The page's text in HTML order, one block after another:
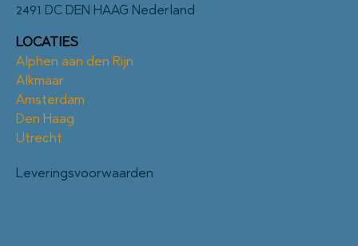
2491 DC DEN HAAG Nederland
LOCATIES
Alphen aan den Rijn
Alkmaar
Amsterdam
Den Haag
Utrecht
Leveringsvoorwaarden